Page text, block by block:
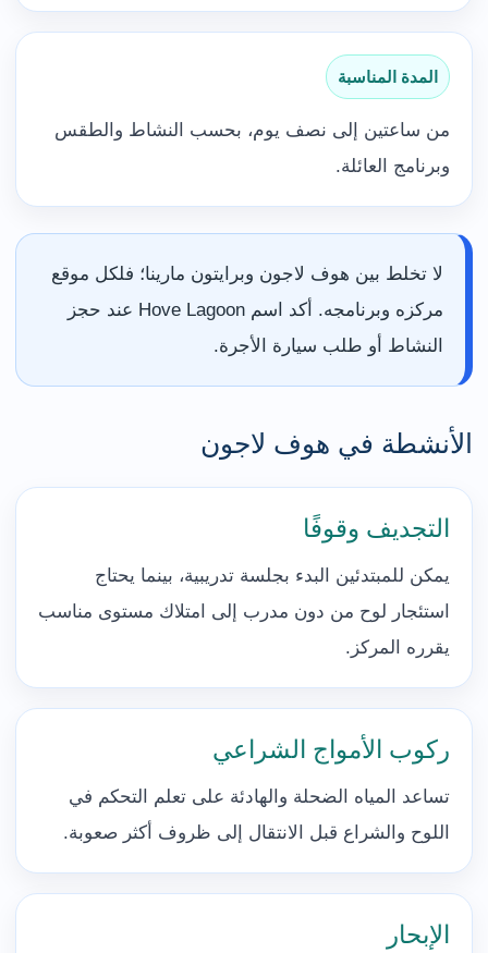
المدة المناسبة
من ساعتين إلى نصف يوم، بحسب النشاط والطقس
وبرنامج العائلة.
لا تخلط بين هوف لاجون وبرايتون مارينا؛ فلكل موقع
مركزه وبرنامجه. أكد اسم Hove Lagoon عند حجز
النشاط أو طلب سيارة الأجرة.
الأنشطة في هوف لاجون
التجديف وقوفًا
يمكن للمبتدئين البدء بجلسة تدريبية، بينما يحتاج
استئجار لوح من دون مدرب إلى امتلاك مستوى مناسب
يقرره المركز.
ركوب الأمواج الشراعي
تساعد المياه الضحلة والهادئة على تعلم التحكم في
اللوح والشراع قبل الانتقال إلى ظروف أكثر صعوبة.
الإبحار